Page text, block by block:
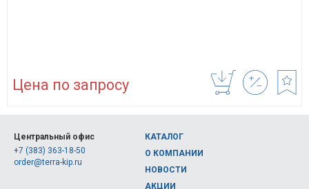
Цена по запросу
Центральный офис
+7 (383) 363-18-50
order@terra-kip.ru
КАТАЛОГ
О КОМПАНИИ
НОВОСТИ
АКЦИИ